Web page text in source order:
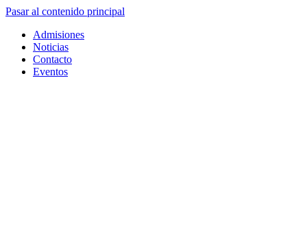
Pasar al contenido principal
Admisiones
Noticias
Contacto
Eventos